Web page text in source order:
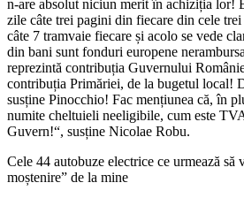
n-are absolut niciun merit în achiziția lor!
zile câte trei pagini din fiecare din cele
câte 7 tramvaie fiecare și acolo se vede
din bani sunt fonduri europene
reprezintă contribuția Guvernului
contribuția Primăriei, de la bugetul local!
susține Pinocchio! Fac mențiunea că, în
numite cheltuieli neeligibile, cum este
Guvern!“, susține Nicolae Robu.
Cele 44 autobuze electrice ce urmează să
moștenire” de la mine